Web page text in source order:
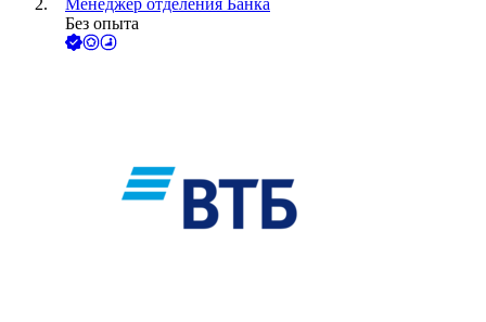
Менеджер отделения Банка
Без опыта